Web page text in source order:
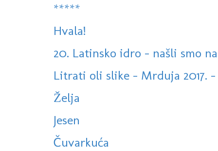
*****
Hvala!
20. Latinsko idro - našli smo
Litrati oli slike - Mrduja 2017.
Želja
Jesen
Čuvarkuća